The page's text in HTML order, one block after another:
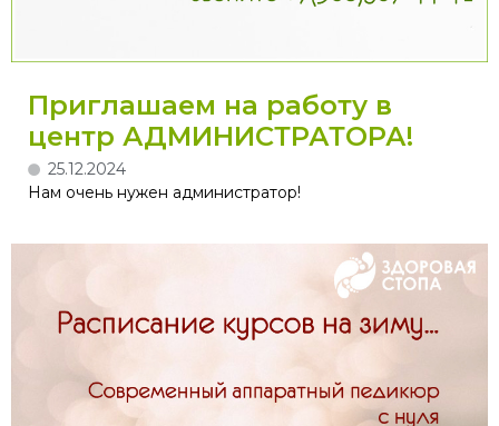
Приглашаем на работу в
центр АДМИНИСТРАТОРА!
25.12.2024
Нам очень нужен администратор!